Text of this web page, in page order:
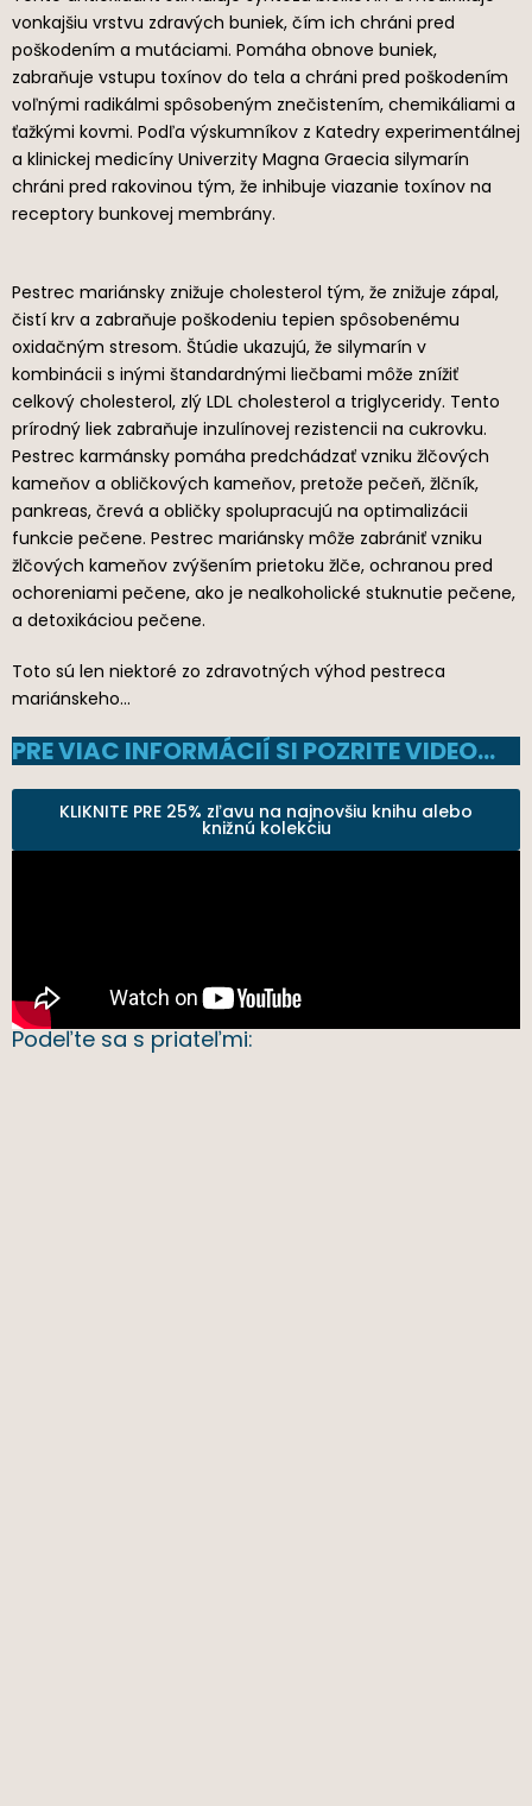
vonkajšiu vrstvu zdravých buniek, čím ich chráni pred
poškodením a mutáciami. Pomáha obnove buniek,
zabraňuje vstupu toxínov do tela a chráni pred poškodením
voľnými radikálmi spôsobeným znečistením, chemikáliami a
ťažkými kovmi. Podľa výskumníkov z Katedry experimentálnej
a klinickej medicíny Univerzity Magna Graecia silymarín
chráni pred rakovinou tým, že inhibuje viazanie toxínov na
receptory bunkovej membrány.
Pestrec mariánsky znižuje cholesterol tým, že znižuje zápal,
čistí krv a zabraňuje poškodeniu tepien spôsobenému
oxidačným stresom. Štúdie ukazujú, že silymarín v
kombinácii s inými štandardnými liečbami môže znížiť
celkový cholesterol, zlý LDL cholesterol a triglyceridy. Tento
prírodný liek zabraňuje inzulínovej rezistencii na cukrovku.
Pestrec karmánsky pomáha predchádzať vzniku žlčových
kameňov a obličkových kameňov, pretože pečeň, žlčník,
pankreas, črevá a obličky spolupracujú na optimalizácii
funkcie pečene. Pestrec mariánsky môže zabrániť vzniku
žlčových kameňov zvýšením prietoku žlče, ochranou pred
ochoreniami pečene, ako je nealkoholické stuknutie pečene,
a detoxikáciou pečene.
Toto sú len niektoré zo zdravotných výhod pestreca
mariánskeho…
PRE VIAC INFORMÁCIÍ SI POZRITE VIDEO…
KLIKNITE PRE 25% zľavu na najnovšiu knihu alebo
knižnú kolekciu
Podeľte sa s priateľmi: